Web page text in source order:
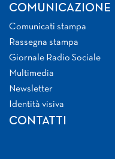
COMUNICAZIONE
Comunicati stampa
Rassegna stampa
Giornale Radio Sociale
Multimedia
Newsletter
Identità visiva
CONTATTI